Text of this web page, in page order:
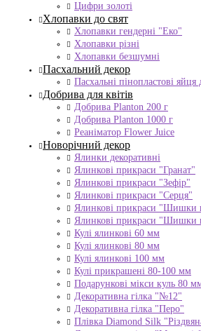
Цифри золоті
Хлопавки до свят
Хлопавки гендерні "Еко"
Хлопавки різні
Хлопавки безшумні
Пасхальний декор
Пасхальні пінопластові яйця
Добрива для квітів
Добрива Planton 200 г
Добрива Planton 1000 г
Реаніматор Flower Juice
Новорічний декор
Ялинки декоративні
Ялинкові прикраси "Гранат"
Ялинкові прикраси "Зефір"
Ялинкові прикраси "Серця"
Ялинкові прикраси "Шишки
Ялинкові прикраси "Шишки
Кулі ялинкові 60 мм
Кулі ялинкові 80 мм
Кулі ялинкові 100 мм
Кулі прикрашені 80-100 мм
Подарункові мікси куль 80
Декоративна гілка "№12"
Декоративна гілка "Перо"
Плівка Diamond Silk